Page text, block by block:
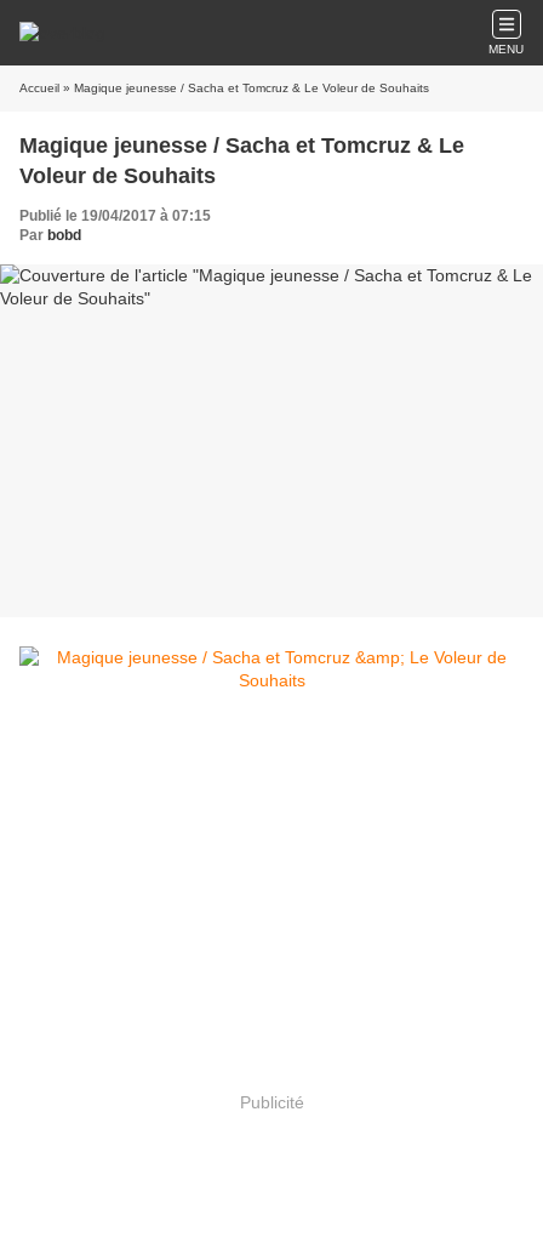
MENU
Accueil » Magique jeunesse / Sacha et Tomcruz & Le Voleur de Souhaits
Magique jeunesse / Sacha et Tomcruz & Le
Voleur de Souhaits
Publié le 19/04/2017 à 07:15
Par bobd
Publicité